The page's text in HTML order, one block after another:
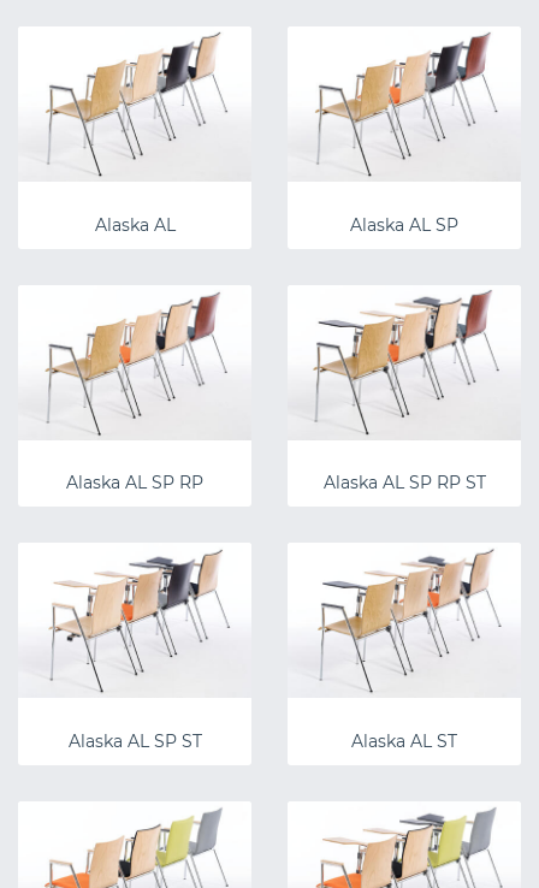
Alaska AL Alaska AL SP
Alaska AL SP RP Alaska AL SP RP ST
Alaska AL SP ST Alaska AL ST